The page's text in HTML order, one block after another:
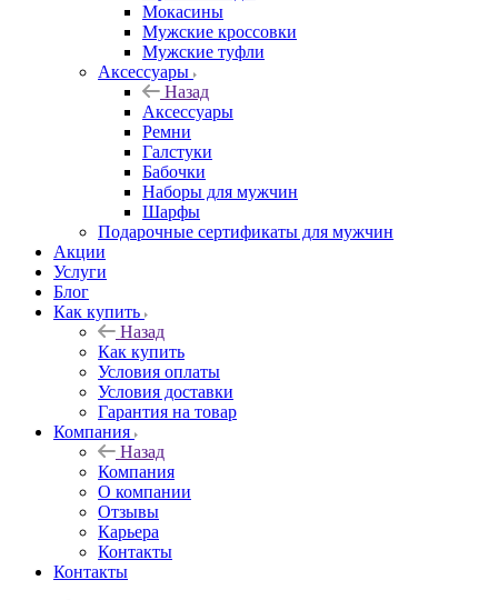
Мокасины
Мужские кроссовки
Мужские туфли
Аксессуары
Назад
Аксессуары
Ремни
Галстуки
Бабочки
Наборы для мужчин
Шарфы
Подарочные сертификаты для мужчин
Акции
Услуги
Блог
Как купить
Назад
Как купить
Условия оплаты
Условия доставки
Гарантия на товар
Компания
Назад
Компания
О компании
Отзывы
Карьера
Контакты
Контакты